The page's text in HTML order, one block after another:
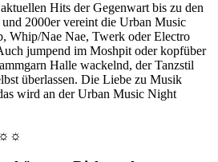
Hits der Gegenwart bis zu den
und 2000er vereint die Urban Music
Whip/Nae Nae, Twerk oder Electro
jumpend im Moshpit oder kopfüber
Halle wackelnd, der Tanzstil
überlassen. Die Liebe zu Musik
wird an der Urban Music Night